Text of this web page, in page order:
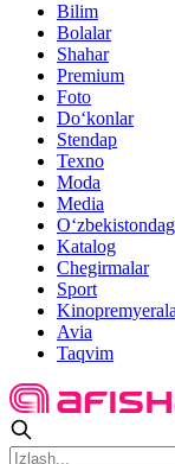
Bilim
Bolalar
Shahar
Premium
Foto
Do‘konlar
Stendap
Texno
Moda
Media
Katalog
Chegirmalar
Sport
Avia
Taqvim